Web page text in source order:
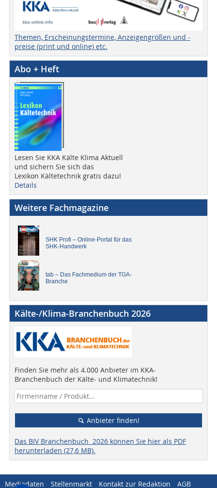
Themen, Erscheinungstermine, Anzeigengrößen und -
preise (print und online) etc.
Abo + Heft
Lesen Sie KKA Kälte Klima Aktuell
und sichern Sie sich das
Lexikon Kältetechnik gratis dazu!
Details
Weitere Fachmagazine
SHK Profi – Online-Portal für das
SHK-Handwerk
tab – Das Fachmedium der TGA-
Branche
Kälte-/Klima-Branchenbuch 2026
Finden Sie mehr als 4.000 Anbieter im KKA-
Branchenbuch der Kälte- und Klimatechnik!
Anbieter finden!
Das BIV Branchenbuch 2026 können Sie hier als PDF
herunterladen (27,6 MB).
Mediadaten Stellenmarkt Kontakt zur Redaktion AGB